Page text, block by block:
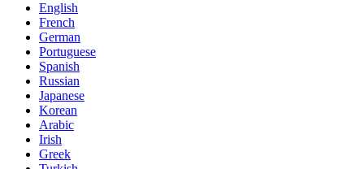
English
French
German
Portuguese
Spanish
Russian
Japanese
Korean
Arabic
Irish
Greek